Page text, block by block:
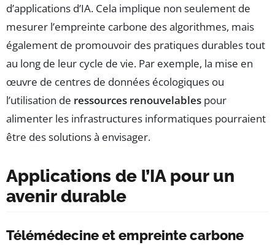
d’applications d’IA. Cela implique non seulement de
mesurer l’empreinte carbone des algorithmes, mais
également de promouvoir des pratiques durables tout
au long de leur cycle de vie. Par exemple, la mise en
œuvre de centres de données écologiques ou
l’utilisation de ressources renouvelables pour
alimenter les infrastructures informatiques pourraient
être des solutions à envisager.
Applications de l’IA pour un
avenir durable
Télémédecine et empreinte carbone